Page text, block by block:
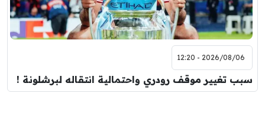
2026/08/06 - 12:20
سبب تغيير موقف رودري واحتمالية انتقاله لبرشلونة !